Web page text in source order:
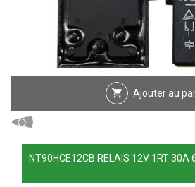
Ajouter au
NT90HCE12CB RELAIS 12V 1RT 30A